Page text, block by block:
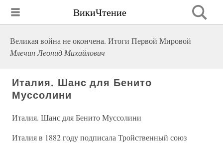
ВикиЧтение
Великая война не окончена. Итоги Первой Мировой
Млечин Леонид Михайлович
Италия. Шанс для Бенито
Муссолини
Италия. Шанс для Бенито Муссолини
Италия в 1882 году подписала Тройственный союз